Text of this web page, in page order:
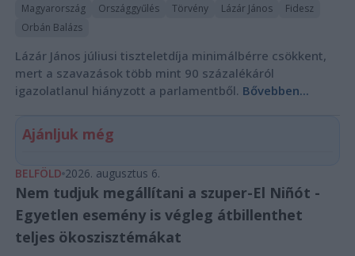
Magyarország Országgyűlés Törvény Lázár János
Fidesz
Orbán Balázs
Lázár János júliusi tiszteletdíja minimálbérre csökkent,
mert a szavazások több mint 90 százalékáról
igazolatlanul hiányzott a parlamentből. Bővebben...
Ajánljuk még
BELFÖLD 2026. augusztus 6.
Nem tudjuk megállítani a szuper-El Niñót -
Egyetlen esemény is végleg átbillenthet
teljes ökoszisztémákat